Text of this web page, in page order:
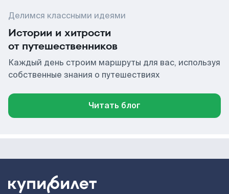
Делимся классными идеями
Истории и хитрости
от путешественников
Каждый день строим маршруты для вас, используя
собственные знания о путешествиях
Читать блог